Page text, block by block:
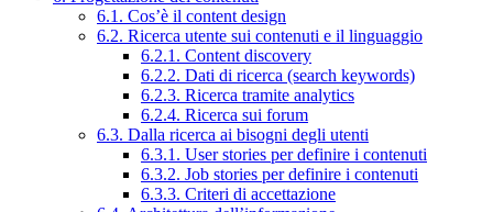
6.1. Cos’è il content design
6.2. Ricerca utente sui contenuti e il linguaggio
6.2.1. Content discovery
6.2.2. Dati di ricerca (search keywords)
6.2.3. Ricerca tramite analytics
6.2.4. Ricerca sui forum
6.3. Dalla ricerca ai bisogni degli utenti
6.3.1. User stories per definire i contenuti
6.3.2. Job stories per definire i contenuti
6.3.3. Criteri di accettazione